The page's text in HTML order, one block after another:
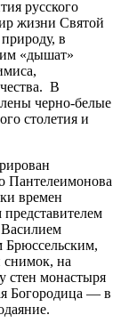
русского
жизни Святой
в
«дышат»
В
черно-белые
столетия и
Пантелеимонова
времен
снимок, на
стен монастыря
Богородица — в